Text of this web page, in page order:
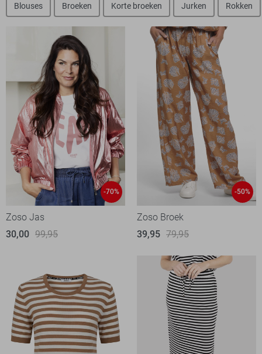
Blouses Broeken Korte broeken Jurken Rokken
-70%
Zoso Jas
30,00 99,95
-50%
Zoso Broek
39,95 79,95